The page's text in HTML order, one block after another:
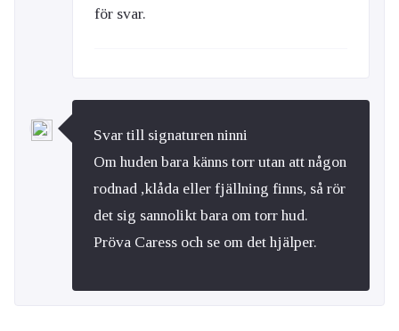
för svar.
Svar till signaturen ninni
Om huden bara känns torr utan att någon
rodnad ,klåda eller fjällning finns, så rör
det sig sannolikt bara om torr hud.
Pröva Caress och se om det hjälper.